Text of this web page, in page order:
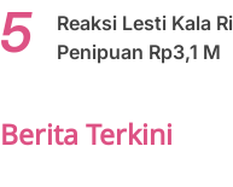
Reaksi Lesti Kala
Penipuan Rp3,1 M
Berita Terkini